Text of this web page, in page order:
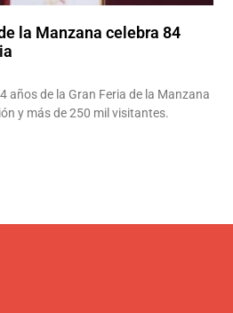
la Manzana celebra 84
años de la Gran Feria de la Manzana
y más de 250 mil visitantes.